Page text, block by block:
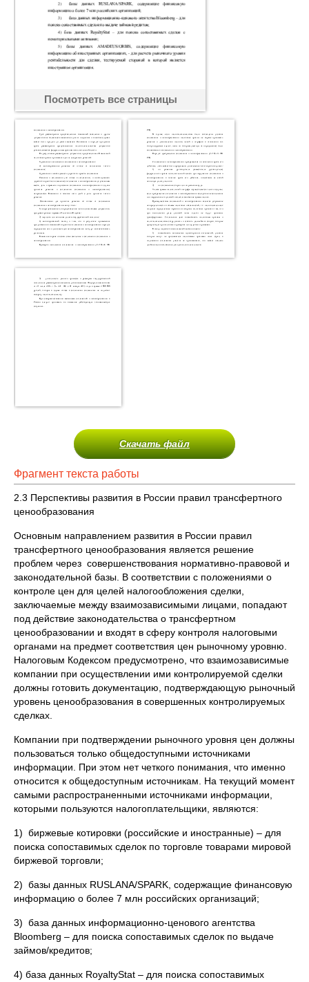
Посмотреть все страницы
Скачать файл
Фрагмент текста работы
2.3 Перспективы развития в России правил трансфертного
ценообразования
Основным направлением развития в России правил
трансфертного ценообразования является решение
проблем через совершенствования нормативно-правовой и
законодательной базы. В соответствии с положениями о
контроле цен для целей налогообложения сделки,
заключаемые между взаимозависимыми лицами, попадают
под действие законодательства о трансфертном
ценообразовании и входят в сферу контроля налоговыми
органами на предмет соответствия цен рыночному уровню.
Налоговым Кодексом предусмотрено, что взаимозависимые
компании при осуществлении ими контролируемой сделки
должны готовить документацию, подтверждающую рыночный
уровень ценообразования в совершенных контролируемых
сделках.
Компании при подтверждении рыночного уровня цен должны
пользоваться только общедоступными источниками
информации. При этом нет четкого понимания, что именно
относится к общедоступным источникам. На текущий момент
самыми распространенными источниками информации,
которыми пользуются налогоплательщики, являются:
1) биржевые котировки (российские и иностранные) – для
поиска сопоставимых сделок по торговле товарами мировой
биржевой торговли;
2) базы данных RUSLANA/SPARK, содержащие финансовую
информацию о более 7 млн российских организаций;
3) база данных информационно-ценового агентства
Bloomberg – для поиска сопоставимых сделок по выдаче
займов/кредитов;
4) база данных RoyaltyStat – для поиска сопоставимых